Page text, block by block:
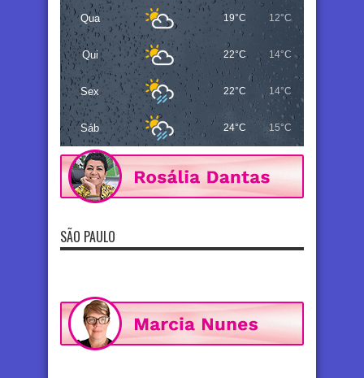
Qua 19°C 12°C
Qui 22°C 14°C
Sex 22°C 14°C
Sáb 24°C 15°C
SÃO PAULO